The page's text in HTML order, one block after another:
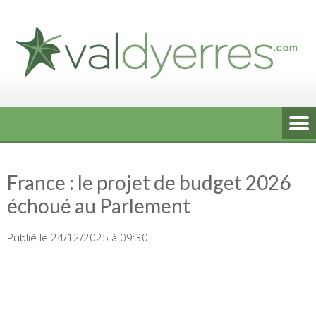
content
France : le projet de budget 2026
échoué au Parlement
Publié le 24/12/2025 à 09:30